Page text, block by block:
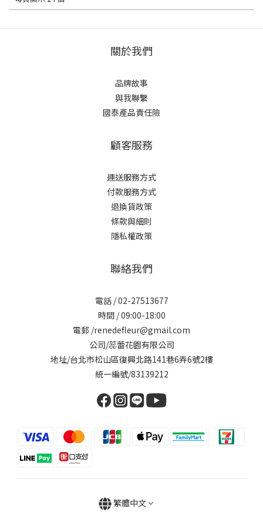
關於我們
品牌故事
與我聯繫
國泰產品責任險
顧客服務
運送服務方式
付款服務方式
退換貨政策
條款與細則
隱私權政策
聯絡我們
電話 / 02-27513677
時間 / 09:00-18:00
電郵 /renedefleur@gmail.com
公司/蕊蕾花園有限公司
地址/台北市松山區復興北路141巷6弄6號2樓
統一編號/83139212
繁體中文